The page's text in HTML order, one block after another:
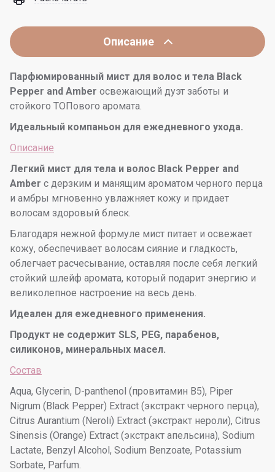
Описание
Парфюмированный мист для волос и тела Black
Pepper and Amber освежающий дуэт заботы и
стойкого TOПового аромата.
Идеальный компаньон для ежедневного ухода.
Описание
Легкий мист для тела и волос Black Pepper and
Amber с дерзким и манящим ароматом черного перца
и амбры мгновенно увлажняет кожу и придает
волосам здоровый блеск.
Благодаря нежной формуле мист питает и освежает
кожу, обеспечивает волосам сияние и гладкость,
облегчает расчесывание, оставляя после себя легкий
стойкий шлейф аромата, который подарит энергию и
великолепное настроение на весь день.
Идеален для ежедневного применения.
Продукт не содержит SLS, PEG, парабенов,
силиконов, минеральных масел.
Состав
Aqua, Glycerin, D-panthenol (провитамин В5), Piper
Nigrum (Black Pepper) Extract (экстракт черного перца),
Citrus Aurantium (Neroli) Extract (экстракт нероли), Citrus
Sinensis (Orange) Extract (экстракт апельсина), Sodium
Lactate, Benzyl Alcohol, Sodium Benzoate, Potassium
Sorbate, Parfum.